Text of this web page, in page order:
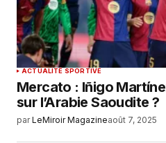
ACTUALITÉ SPORTIVE
Mercato : Iñigo
sur l’Arabie Saoudite ?
par LeMiroir Magazineaoût 7, 2025